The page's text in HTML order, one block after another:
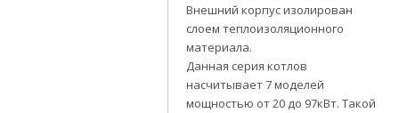
Внешний корпус изолирован
слоем теплоизоляционного
материала.
Данная серия котлов
насчитывает 7 моделей
мощностью от 20 до 97кВт. Такой